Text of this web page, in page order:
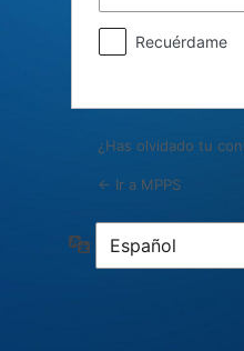
Recuérdame
¿Has olvidado tu
← Ir a MPPS
Idioma